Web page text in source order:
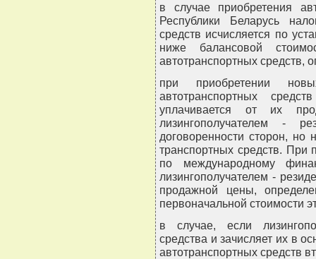
в случае приобретения
Республики Беларусь
средств исчисляется по
ниже балансовой
автотранспортных средств,
при приобретении
автотранспортных
уплачивается от их
лизингополучателем -
договоренности сторон, но
транспортных средств. При
по международному
лизингополучателем -
продажной цены,
первоначальной стоимости
в случае, если
средства и зачисляет их в
автотранспортных средств